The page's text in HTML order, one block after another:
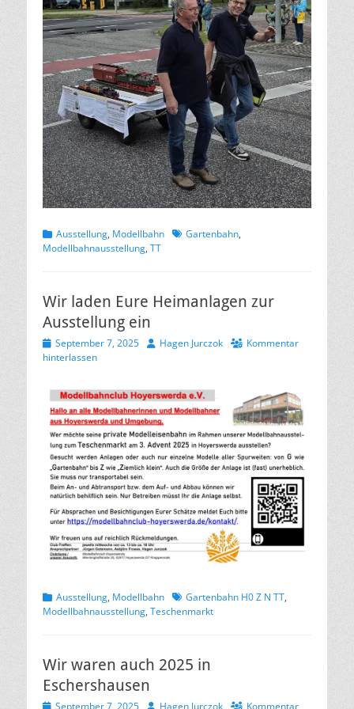
Kategorien
Ausstellung, Modellbahn Schlagworte
Gartenbahn,
Modellbahnausstellung, TT
Wir laden Eure Heimanlagen zur
Ausstellung ein
Veröffentlicht
am
September 7, 2025 AutorHagen Jurczok
Kommentar
hinterlassen
Kategorien
Ausstellung, Modellbahn Schlagworte
Gartenbahn H0 Z N TT,
Modellbahnausstellung, Teschenmarkt
Wir waren auch 2025 in
Eschershausen
Veröffentlicht
September 7, 2025 AutorHagen Jurczok
Kommentar